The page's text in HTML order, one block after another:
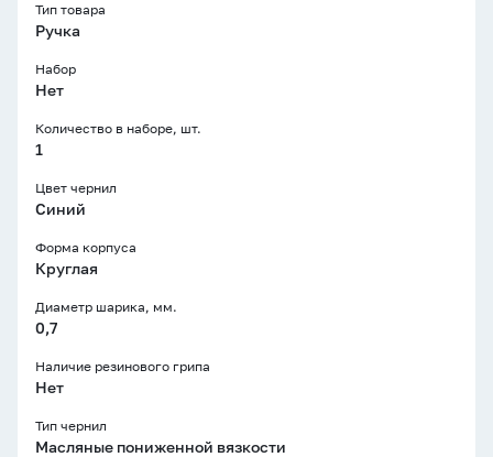
Тип товара
Ручка
Набор
Нет
Количество в наборе, шт.
1
Цвет чернил
Синий
Форма корпуса
Круглая
Диаметр шарика, мм.
0,7
Наличие резинового грипа
Нет
Тип чернил
Масляные пониженной вязкости